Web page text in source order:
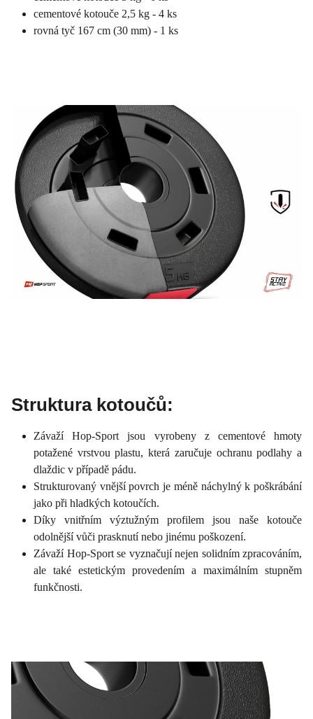
cementové kotouče 2,5 kg - 4 ks
rovná tyč 167 cm (30 mm) - 1 ks
Struktura kotoučů:
Závaží Hop-Sport jsou vyrobeny z cementové hmoty
potažené vrstvou plastu, která zaručuje ochranu podlahy a
dlaždic v případě pádu.
Strukturovaný vnější povrch je méně náchylný k poškrábání
jako při hladkých kotoučích.
Díky vnitřním výztužným profilem jsou naše kotouče
odolnější vůči prasknutí nebo jinému poškození.
Závaží Hop-Sport se vyznačují nejen solidním zpracováním,
ale také estetickým provedením a maximálním stupněm
funkčnosti.